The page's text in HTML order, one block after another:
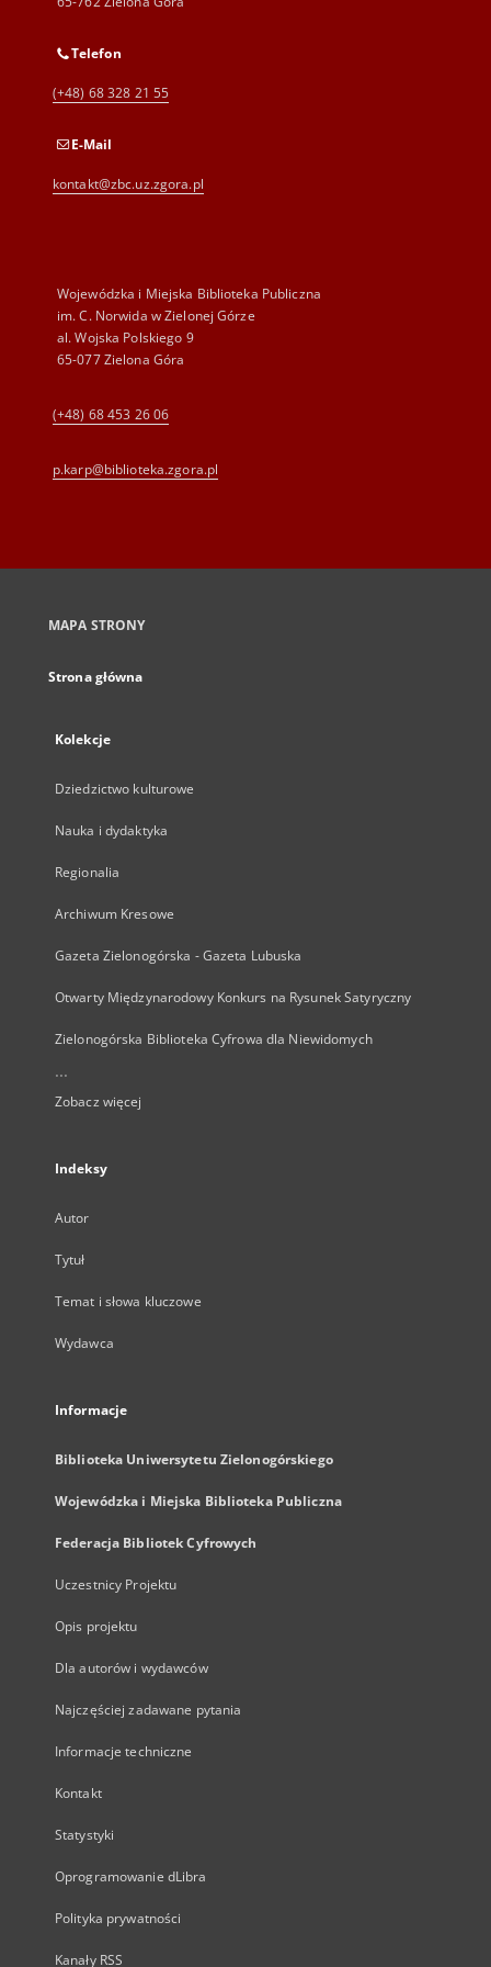
Telefon
(+48) 68 328 21 55
E-Mail
kontakt@zbc.uz.zgora.pl
Wojewódzka i Miejska Biblioteka Publiczna
im. C. Norwida w Zielonej Górze
al. Wojska Polskiego 9
65-077 Zielona Góra
(+48) 68 453 26 06
p.karp@biblioteka.zgora.pl
MAPA STRONY
Strona główna
Kolekcje
Dziedzictwo kulturowe
Nauka i dydaktyka
Regionalia
Archiwum Kresowe
Gazeta Zielonogórska - Gazeta Lubuska
Otwarty Międzynarodowy Konkurs na Rysunek Satyryczny
Zielonogórska Biblioteka Cyfrowa dla Niewidomych
...
Zobacz więcej
Indeksy
Autor
Tytuł
Temat i słowa kluczowe
Wydawca
Informacje
Biblioteka Uniwersytetu Zielonogórskiego
Wojewódzka i Miejska Biblioteka Publiczna
Federacja Bibliotek Cyfrowych
Uczestnicy Projektu
Opis projektu
Dla autorów i wydawców
Najczęściej zadawane pytania
Informacje techniczne
Kontakt
Statystyki
Oprogramowanie dLibra
Polityka prywatności
Kanały RSS